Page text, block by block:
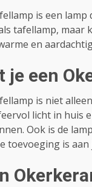
is een
tafellamp, maar
en
je een
is niet
licht in huis
Ook is de
toevoeging is